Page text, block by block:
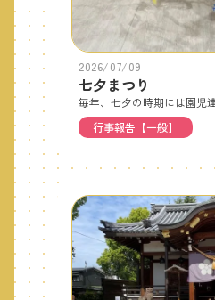
2026/07/09
七夕まつり
行事報告【一般】